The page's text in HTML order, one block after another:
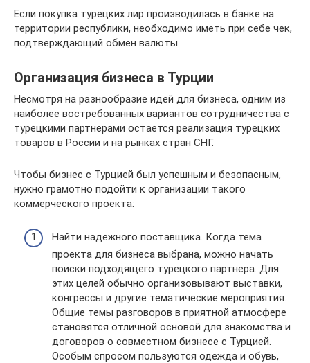
Если покупка турецких лир производилась в банке на
территории республики, необходимо иметь при себе чек,
подтверждающий обмен валюты.
Организация бизнеса в Турции
Несмотря на разнообразие идей для бизнеса, одним из
наиболее востребованных вариантов сотрудничества с
турецкими партнерами остается реализация турецких
товаров в России и на рынках стран СНГ.
Чтобы бизнес с Турцией был успешным и безопасным,
нужно грамотно подойти к организации такого
коммерческого проекта:
Найти надежного поставщика. Когда тема
проекта для бизнеса выбрана, можно начать
поиски подходящего турецкого партнера. Для
этих целей обычно организовывают выставки,
конгрессы и другие тематические мероприятия.
Общие темы разговоров в приятной атмосфере
становятся отличной основой для знакомства и
договоров о совместном бизнесе с Турцией.
Особым спросом пользуются одежда и обувь,